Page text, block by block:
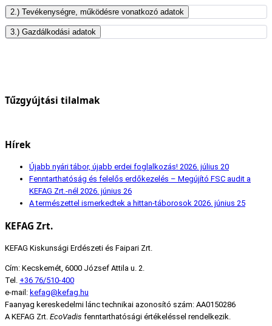
2.) Tevékenységre, működésre vonatkozó adatok
3.) Gazdálkodási adatok
Tűzgyújtási tilalmak
Hírek
Újabb nyári tábor, újabb erdei foglalkozás! 2026. július 20
Fenntarthatóság és felelős erdőkezelés – Megújító FSC audit a
KEFAG Zrt.-nél 2026. június 26
A természettel ismerkedtek a hittan-táborosok 2026. június 25
KEFAG Zrt.
KEFAG Kiskunsági Erdészeti és Faipari Zrt.
Cím: Kecskemét, 6000 József Attila u. 2.
Tel. +36 76/510-400
e-mail: kefag@kefag.hu
Faanyag kereskedelmi lánc technikai azonosító szám: AA0150286
A KEFAG Zrt. EcoVadis fenntarthatósági értékeléssel rendelkezik.